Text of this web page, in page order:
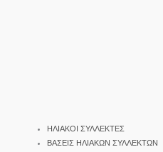
ΗΛΙΑΚΟΙ ΣΥΛΛΕΚΤΕΣ
ΒΑΣΕΙΣ ΗΛΙΑΚΩΝ ΣΥΛΛΕΚΤΩΝ